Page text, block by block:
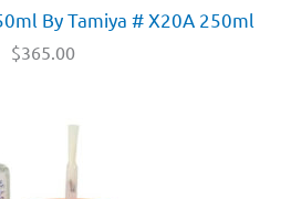
By Tamiya # X20A 250ml
$365.00